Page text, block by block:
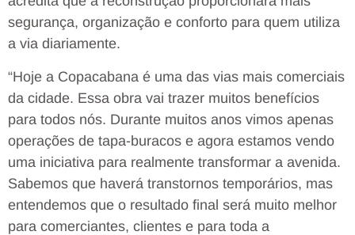
segurança, organização e conforto para quem utiliza
a via diariamente.
“Hoje a Copacabana é uma das vias mais comerciais
da cidade. Essa obra vai trazer muitos benefícios
para todos nós. Durante muitos anos vimos apenas
operações de tapa-buracos e agora estamos vendo
uma iniciativa para realmente transformar a avenida.
Sabemos que haverá transtornos temporários, mas
entendemos que o resultado final será muito melhor
para comerciantes, clientes e para toda a